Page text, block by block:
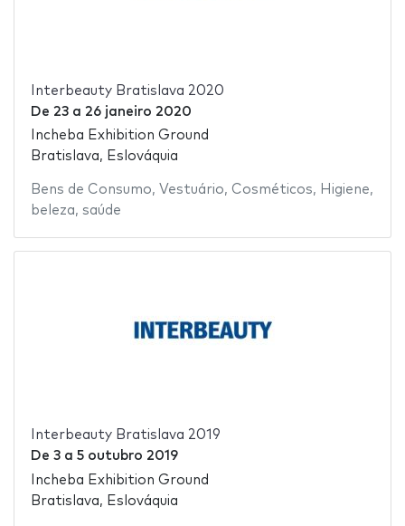
Interbeauty Bratislava 2020
De 23a 26 janeiro 2020
Incheba Exhibition Ground
Bratislava, Eslováquia
Bens de Consumo, Vestuário, Cosméticos, Higiene,
beleza, saúde
Interbeauty Bratislava 2019
De 3a 5 outubro 2019
Incheba Exhibition Ground
Bratislava, Eslováquia